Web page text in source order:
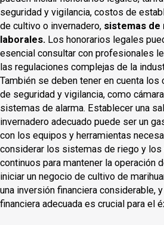
seguridad y vigilancia, costos de
de cultivo o invernadero, sistemas de
laborales. Los honorarios legales
esencial consultar con profesionales
las regulaciones complejas de la
También se deben tener en cuenta
de seguridad y vigilancia, como
sistemas de alarma. Establecer una
invernadero adecuado puede ser un
con los equipos y herramientas
considerar los sistemas de riego y
continuos para mantener la operación
iniciar un negocio de cultivo de
una inversión financiera considerable,
financiera adecuada es crucial para el